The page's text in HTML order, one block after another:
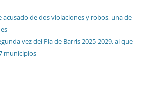
de dos violaciones y robos, una de
vez del Pla de Barris 2025-2029, al que
municipios